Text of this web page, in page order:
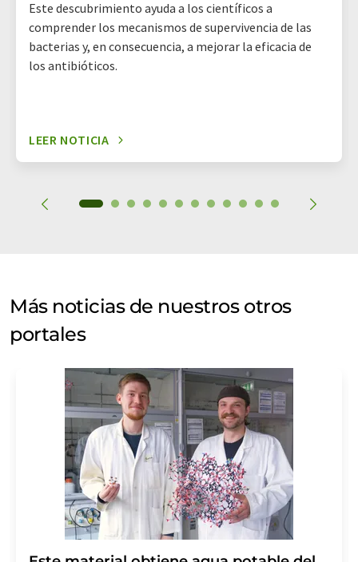
Este descubrimiento ayuda a los científicos a
comprender los mecanismos de supervivencia de las
bacterias y, en consecuencia, a mejorar la eficacia de
los antibióticos.
LEER NOTICIA
Más noticias de nuestros otros
portales